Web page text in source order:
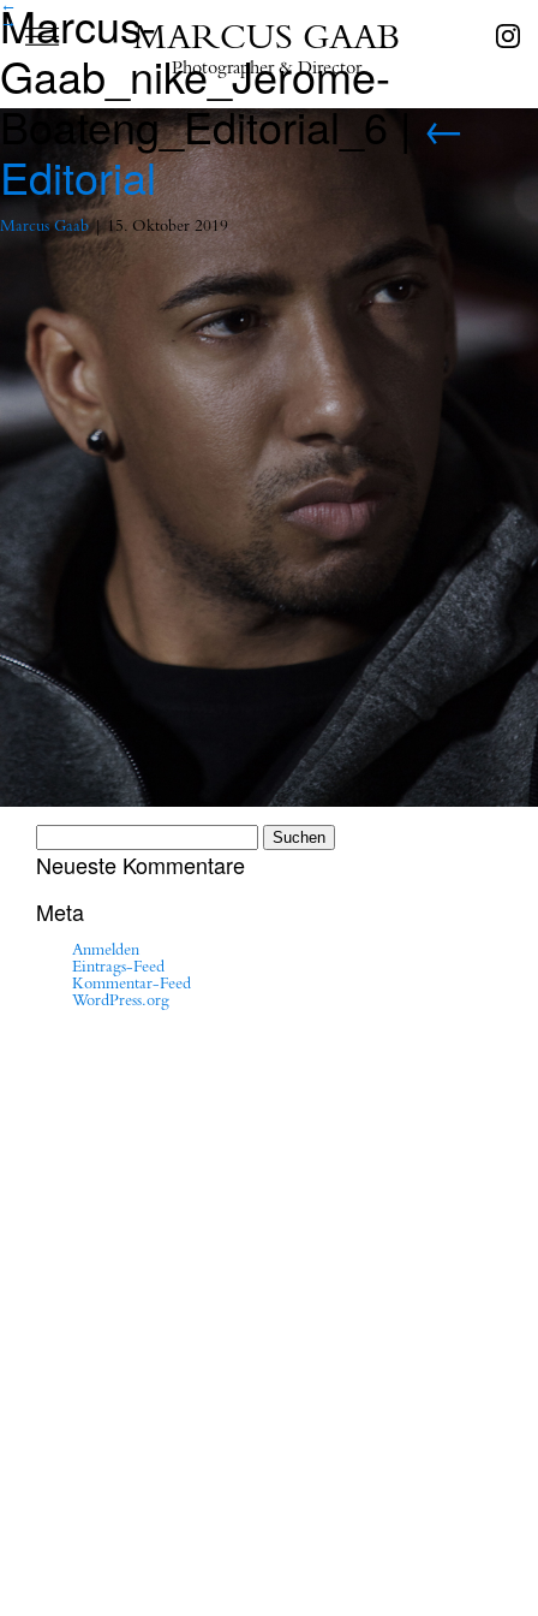
MARCUS GAAB
Photographer & Director
Marcus-
Gaab_nike_Jerome-
Boateng_Editorial_6|←
Editorial
Marcus Gaab |15. Oktober 2019
←
→
nach:
Neueste Kommentare
Meta
Anmelden
Eintrags-Feed
Kommentar-Feed
WordPress.org